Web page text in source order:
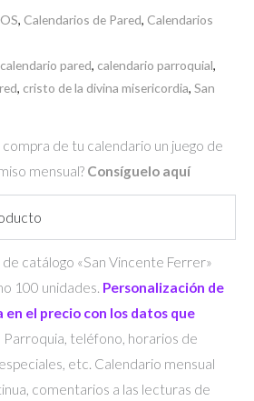
, Calendarios de Pared, Calendarios
calendario pared, calendario parroquial,
, cristo de la divina misericordia, San
compra de tu calendario un juego de
mensual? Consíguelo aquí
catálogo «San Vincente Ferrer»
100 unidades. Personalización de
en el precio con los datos que
Parroquia, teléfono, horarios de
etc. Calendario mensual
comentarios a las lecturas de